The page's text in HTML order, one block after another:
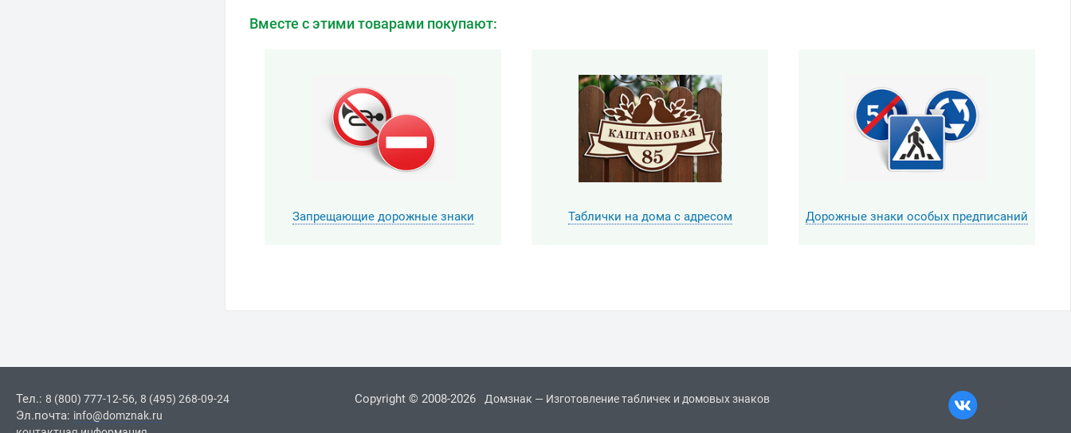
Вместе с этими товарами покупают:
Запрещающие дорожные знаки Таблички на дома с адресом Дорожные знаки особых предписаний
Тел.: 8 (800) 777-12-56, 8 (495) 268-09-24
Эл.почта: info@domznak.ru
Copyright © 2008-2026 Домзнак — Изготовление табличек и домовых знаков